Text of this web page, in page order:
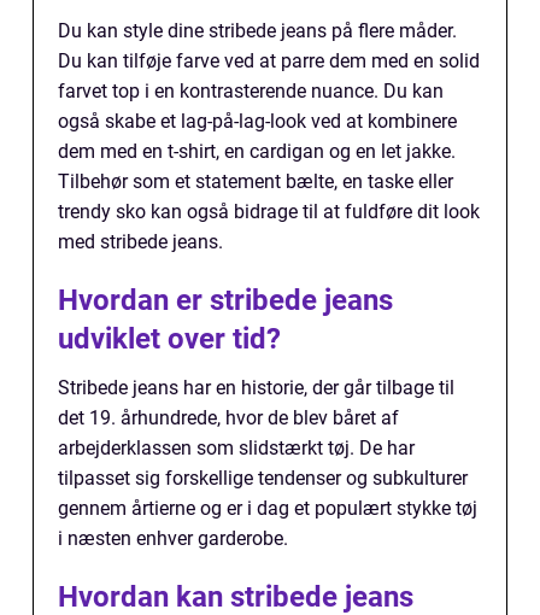
Du kan style dine stribede jeans på flere måder.
Du kan tilføje farve ved at parre dem med en solid
farvet top i en kontrasterende nuance. Du kan
også skabe et lag-på-lag-look ved at kombinere
dem med en t-shirt, en cardigan og en let jakke.
Tilbehør som et statement bælte, en taske eller
trendy sko kan også bidrage til at fuldføre dit look
med stribede jeans.
Hvordan er stribede jeans
udviklet over tid?
Stribede jeans har en historie, der går tilbage til
det 19. århundrede, hvor de blev båret af
arbejderklassen som slidstærkt tøj. De har
tilpasset sig forskellige tendenser og subkulturer
gennem årtierne og er i dag et populært stykke tøj
i næsten enhver garderobe.
Hvordan kan stribede jeans